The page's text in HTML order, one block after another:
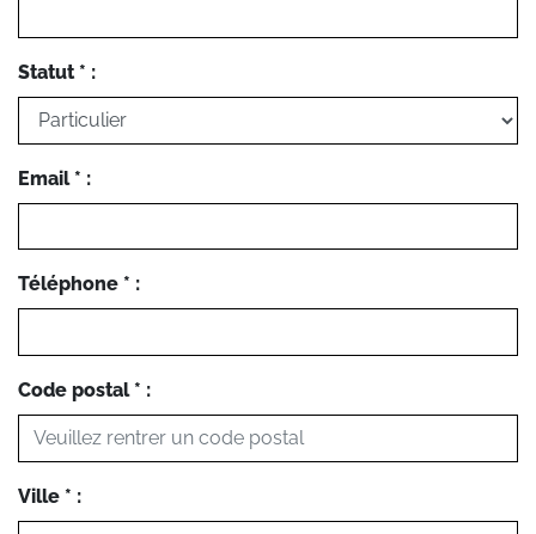
Statut * :
Email * :
Téléphone * :
Code postal * :
Ville * :